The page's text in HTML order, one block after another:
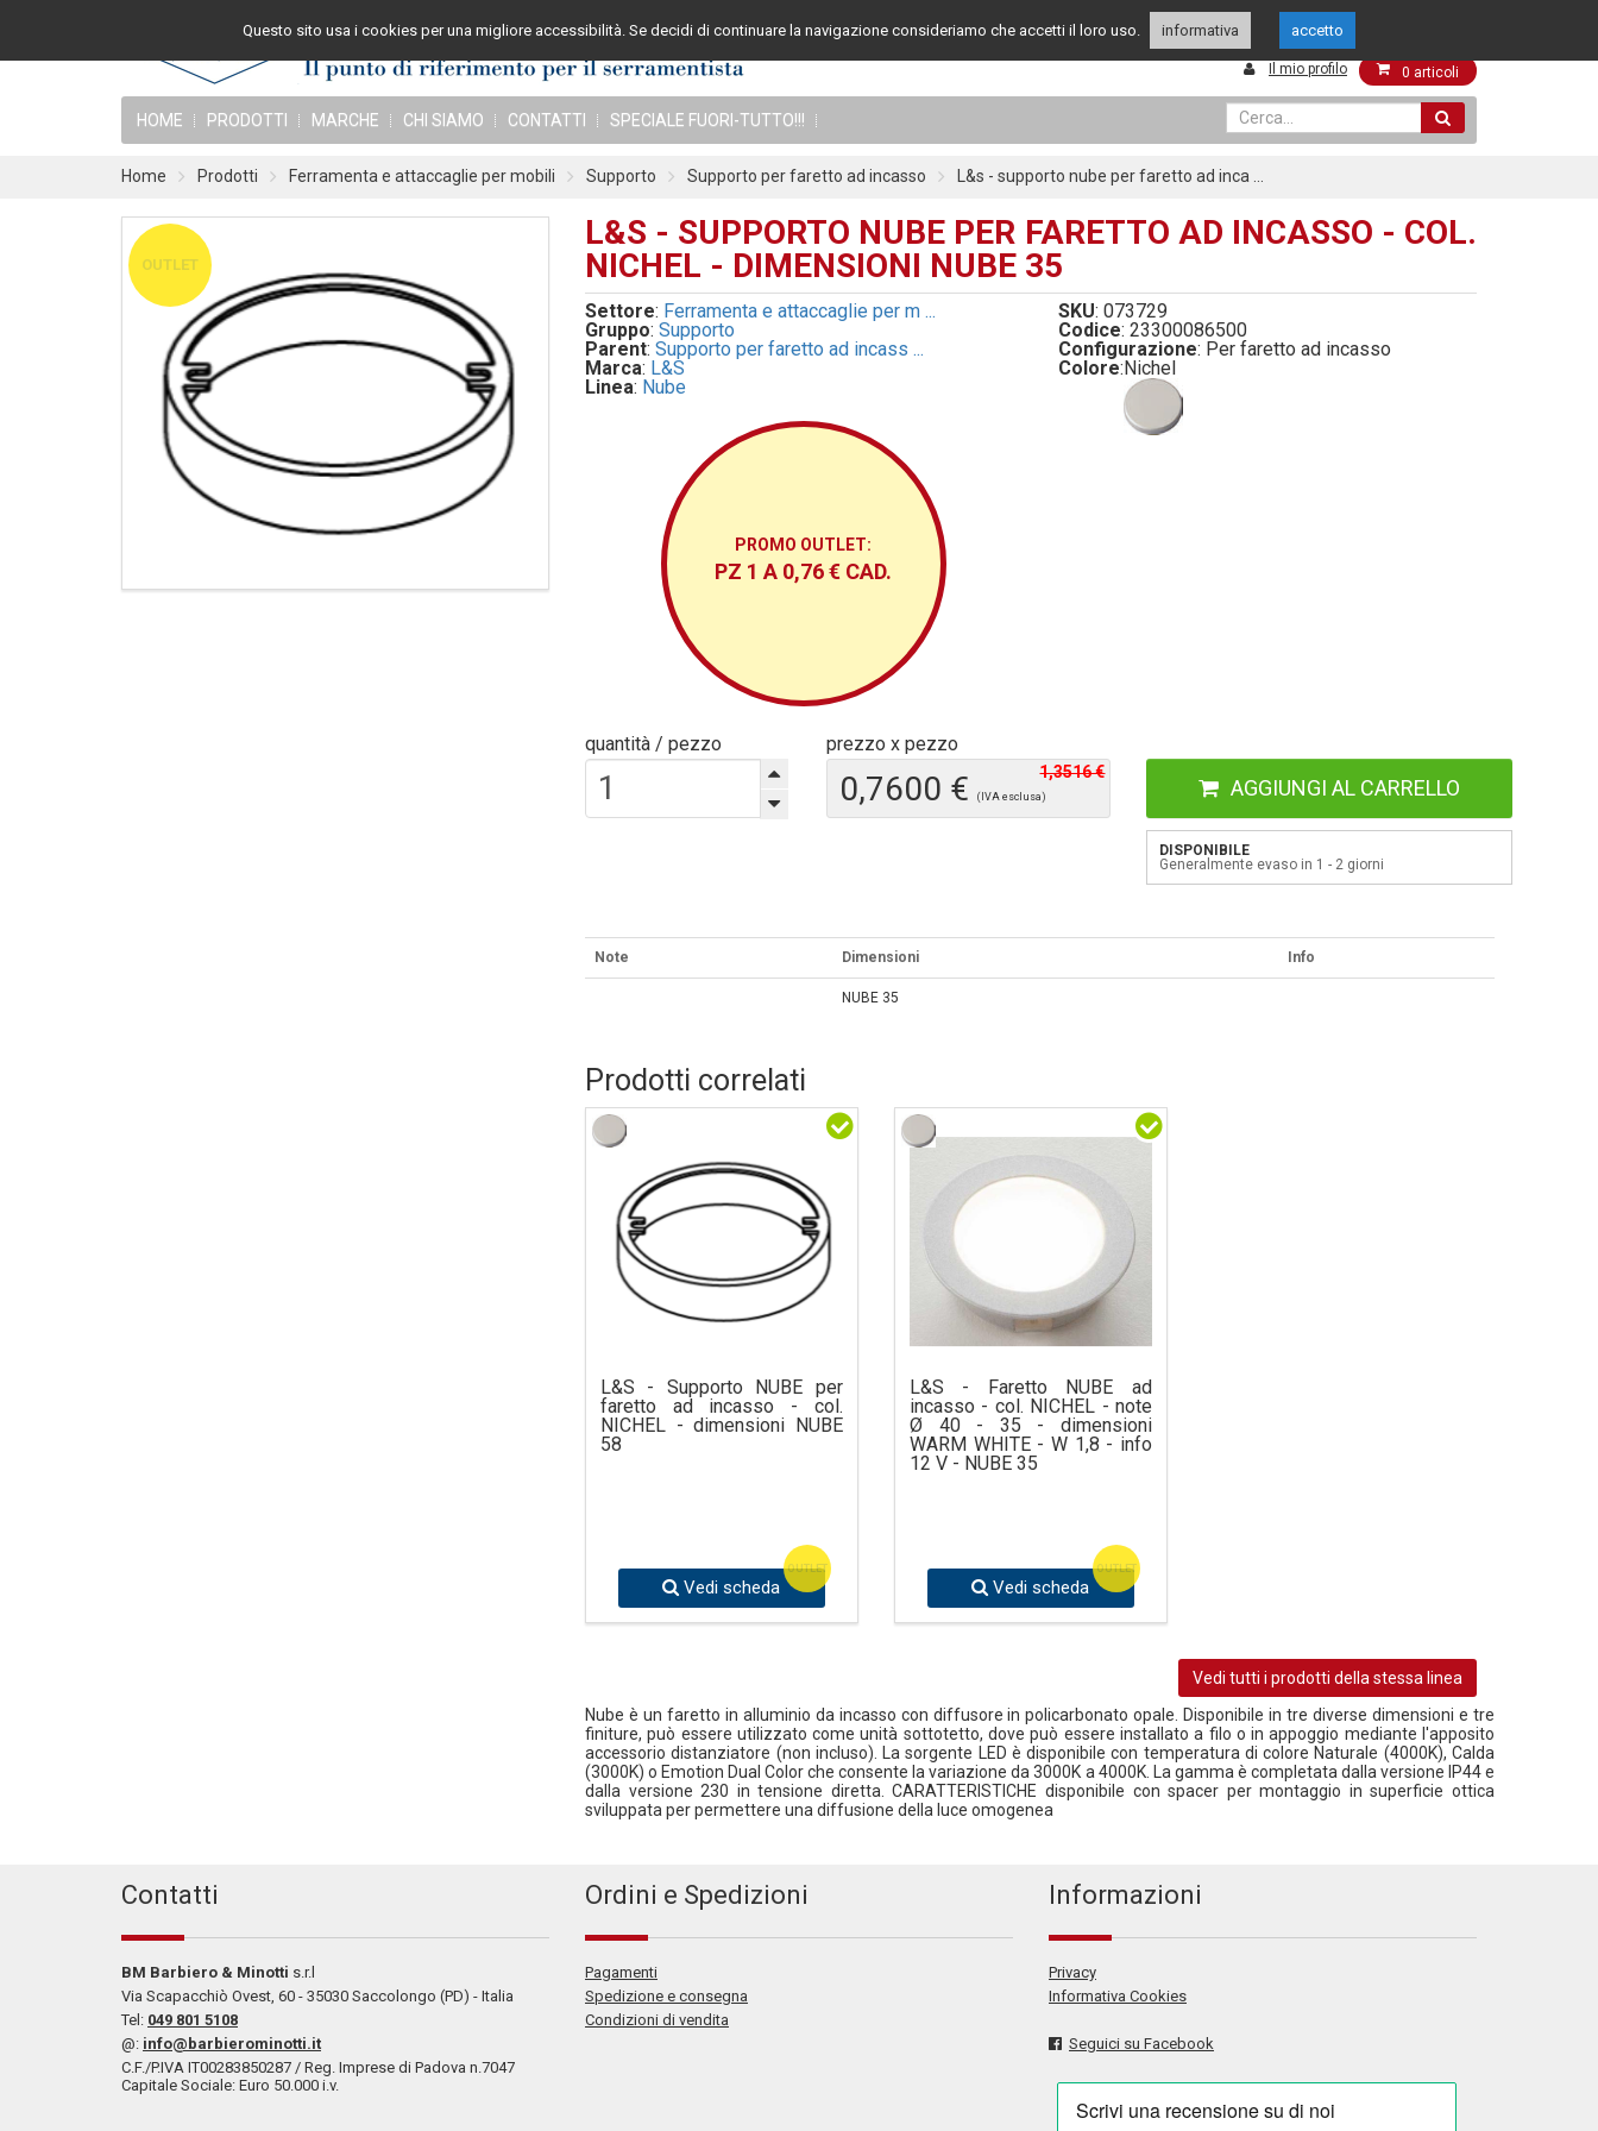
Assistenza clienti 049 8015108
349 4262144
HOME PRODOTTI MARCHE CHI SIAMO CONTATTI SPECIALE FUORI-TUTTO!!!
Il mio profilo 0 articoli
Home Prodotti Ferramenta e attaccaglie per mobili Supporto Supporto per faretto ad incasso L&s - supporto nube per faretto ad inca ...
OUTLET
L&S - SUPPORTO NUBE PER FARETTO AD INCASSO - COL.
NICHEL - DIMENSIONI NUBE 35
Settore: Ferramenta e attaccaglie per m ...
Gruppo: Supporto
Parent: Supporto per faretto ad incass ...
Marca: L&S
Linea: Nube
PROMO OUTLET:
PZ 1 A 0,76 € CAD.
SKU: 073729
Codice: 23300086500
Configurazione: Per faretto ad incasso
Colore:Nichel
quantità / pezzo prezzo x pezzo
1,3516 €
0,7600 € (IVA esclusa) AGGIUNGI AL CARRELLO
DISPONIBILE
Generalmente evaso in 1 - 2 giorni
Note Dimensioni Info
NUBE 35
Prodotti correlati
L&S - Supporto NUBE per
faretto ad incasso - col.
NICHEL - dimensioni NUBE
58
OUTLET
Vedi scheda
L&S - Faretto NUBE ad
incasso - col. NICHEL - note
Ø 40 - 35 - dimensioni
WARM WHITE - W 1,8 - info
12 V - NUBE 35
OUTLET
Vedi scheda
Vedi tutti i prodotti della stessa linea
Nube è un faretto in alluminio da incasso con diffusore in policarbonato opale. Disponibile in tre diverse dimensioni e tre
finiture, può essere utilizzato come unità sottotetto, dove può essere installato a filo o in appoggio mediante l'apposito
accessorio distanziatore (non incluso). La sorgente LED è disponibile con temperatura di colore Naturale (4000K), Calda
(3000K) o Emotion Dual Color che consente la variazione da 3000K a 4000K. La gamma è completata dalla versione IP44 e
dalla versione 230 in tensione diretta. CARATTERISTICHE disponibile con spacer per montaggio in superficie ottica
sviluppata per permettere una diffusione della luce omogenea
Contatti
BM Barbiero & Minotti s.r.l
Via Scapacchiò Ovest, 60 - 35030 Saccolongo (PD) - Italia
Tel: 049 801 5108
@: info@barbierominotti.it
C.F./P.IVA IT00283850287 / Reg. Imprese di Padova n.7047
Capitale Sociale: Euro 50.000 i.v.
Ordini e Spedizioni
Pagamenti
Spedizione e consegna
Condizioni di vendita
Informazioni
Privacy
Informativa Cookies
Seguici su Facebook
Questo sito usa i cookies per una migliore accessibilità. Se decidi di continuare la navigazione consideriamo che accetti il loro uso. informativa accetto